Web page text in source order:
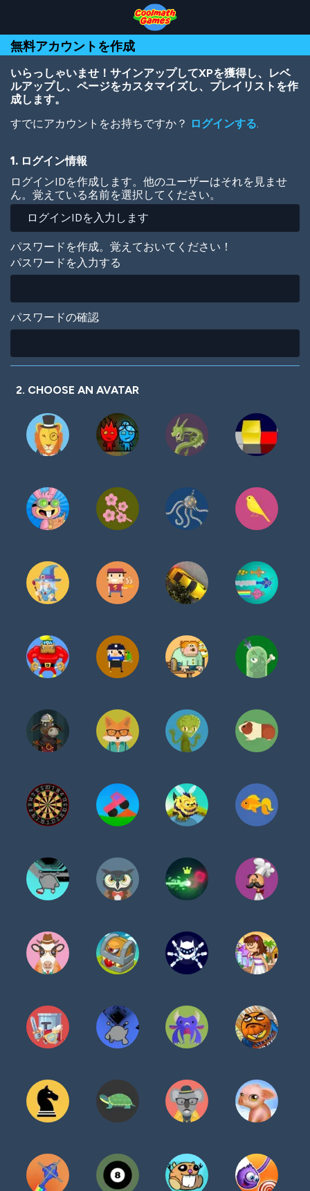
Top
of
Page
Navigation
Main
Content
Footer
ン
コ
ン
移
無料アカウントを作成
いらっしゃいませ！サインアップしてXPを獲得し、レベ
ルアップし、ページをカスタマイズし、プレイリストを作
成します。
すでにアカウントをお持ちですか？ ログインする.
1. ログイン情報
ログインIDを作成します。他のユーザーはそれを見ませ
ん。覚えている名前を選択してください。
パスワードを作成。覚えておいてください！
パスワードを入力する
パスワードの確認
2. CHOOSE AN AVATAR